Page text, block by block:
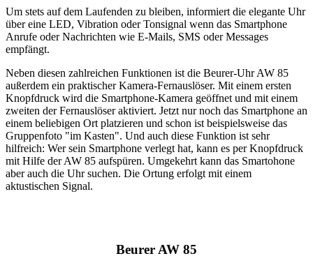
Um stets auf dem Laufenden zu bleiben, informiert die elegante Uhr
über eine LED, Vibration oder Tonsignal wenn das Smartphone
Anrufe oder Nachrichten wie E-Mails, SMS oder Messages
empfängt.
Neben diesen zahlreichen Funktionen ist die Beurer-Uhr AW 85
außerdem ein praktischer Kamera-Fernauslöser. Mit einem ersten
Knopfdruck wird die Smartphone-Kamera geöffnet und mit einem
zweiten der Fernauslöser aktiviert. Jetzt nur noch das Smartphone an
einem beliebigen Ort platzieren und schon ist beispielsweise das
Gruppenfoto "im Kasten". Und auch diese Funktion ist sehr
hilfreich: Wer sein Smartphone verlegt hat, kann es per Knopfdruck
mit Hilfe der AW 85 aufspüren. Umgekehrt kann das Smartohone
aber auch die Uhr suchen. Die Ortung erfolgt mit einem
aktustischen Signal.
Beurer AW 85